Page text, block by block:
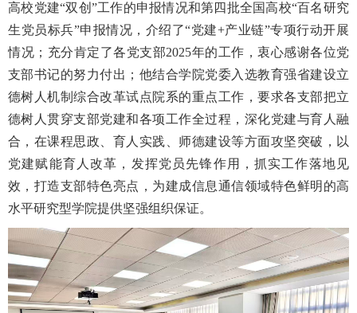
高校党建“双创”工作的申报情况和第四批全国高校“百名研究
生党员标兵”申报情况，介绍了“党建+产业链”专项行动开展
情况；充分肯定了各党支部2025年的工作，衷心感谢各位党
支部书记的努力付出；他结合学院党委入选教育强省建设立
德树人机制综合改革试点院系的重点工作，要求各支部把立
德树人贯穿支部党建和各项工作全过程，深化党建与育人融
合，在课程思政、育人实践、师德建设等方面攻坚突破，以
党建赋能育人改革，发挥党员先锋作用，抓实工作落地见
效，打造支部特色亮点，为建成信息通信领域特色鲜明的高
水平研究型学院提供坚强组织保证。